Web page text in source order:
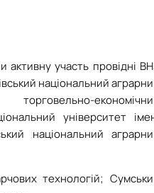
активну участь провідні
національний
університет
національний
технологій;